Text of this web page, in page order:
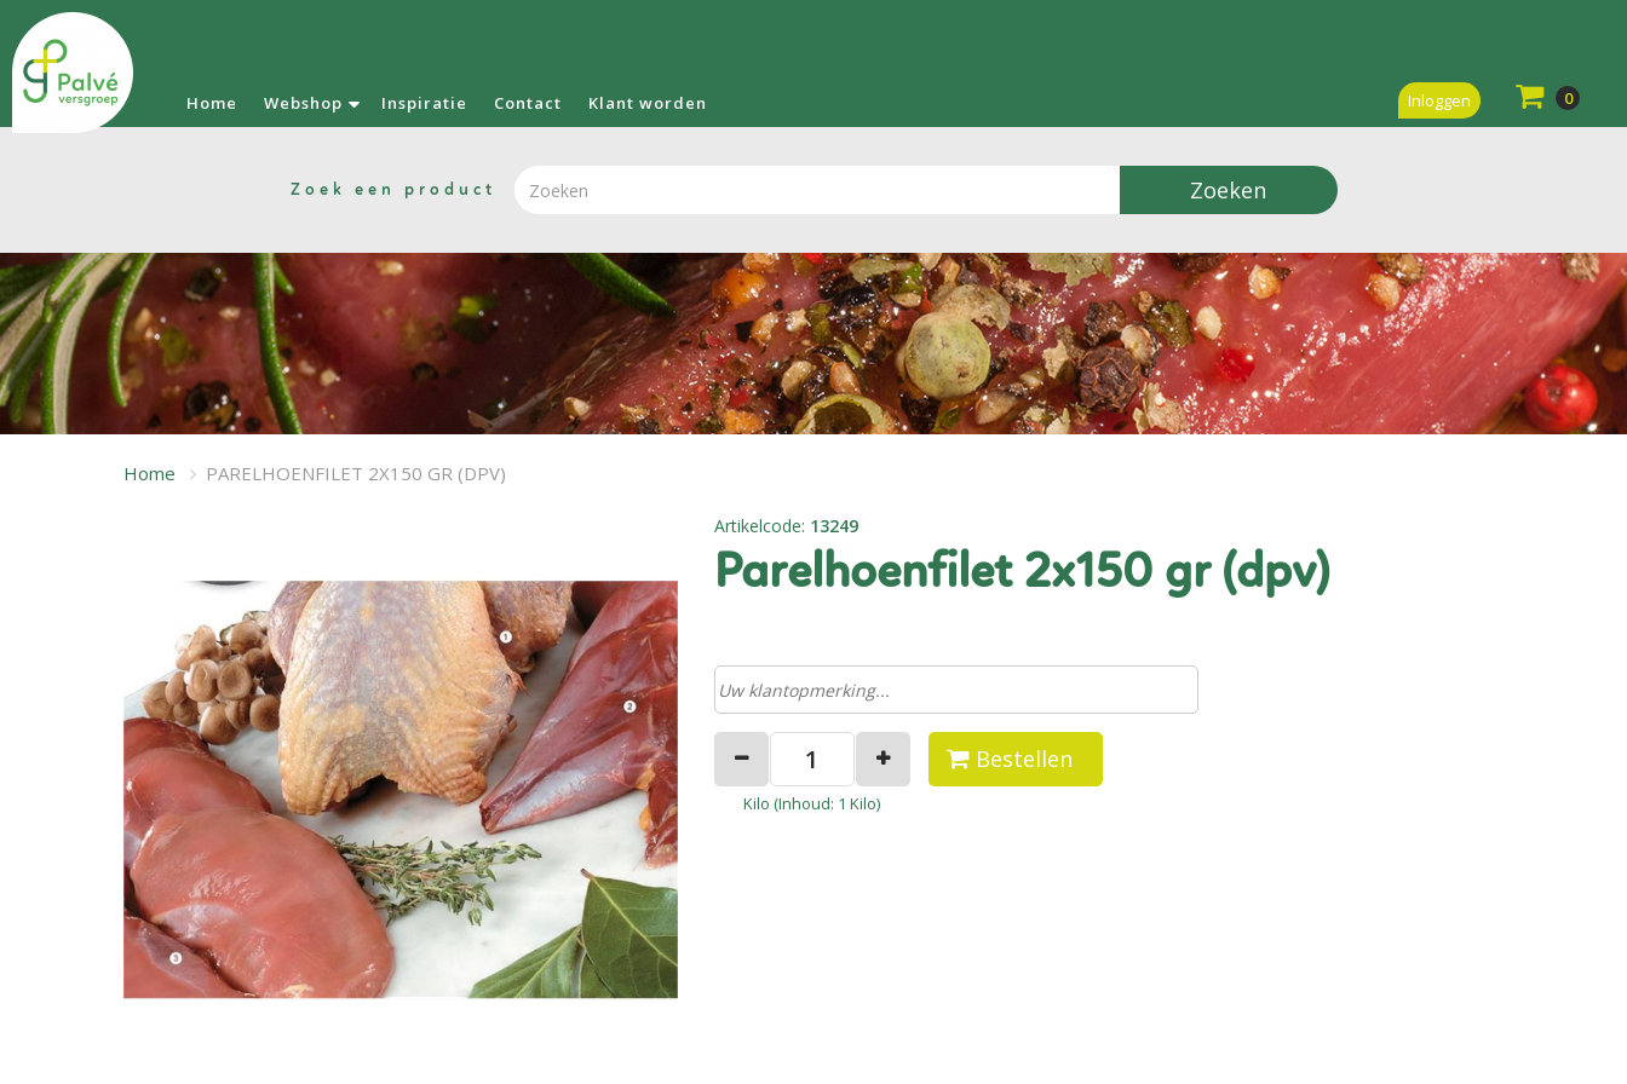
Home Webshop Inspiratie Contact Klant worden Inloggen 0
Zoek een product
Home PARELHOENFILET 2X150 GR (DPV)
Artikelcode: 13249
parelhoenfilet 2x150 gr (dpv)
Bestellen
Kilo (Inhoud: 1 Kilo)